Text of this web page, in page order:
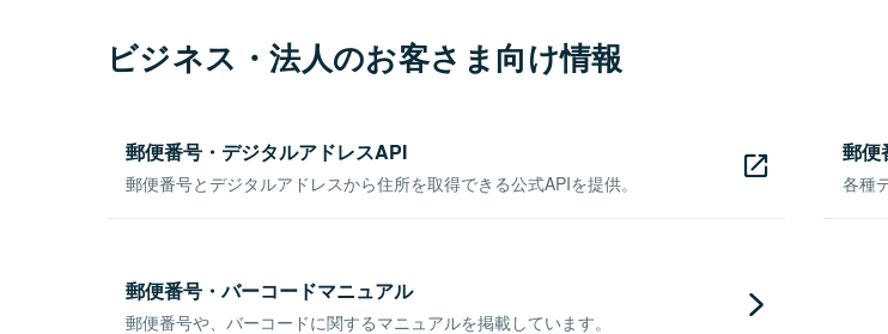
ビジネス・法人のお客さま向け情報
郵便番号・デジタルアドレスAPI
郵便番号とデジタルアドレスから住所を取得できる公式APIを提供。
郵便
各種
郵便番号・バーコードマニュアル
郵便番号や、バーコードに関するマニュアルを掲載しています。